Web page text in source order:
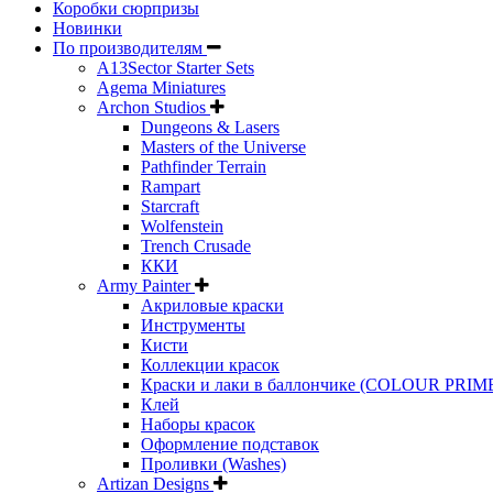
Коробки сюрпризы
Новинки
По производителям
A13Sector Starter Sets
Agema Miniatures
Archon Studios
Dungeons & Lasers
Masters of the Universe
Pathfinder Terrain
Rampart
Starcraft
Wolfenstein
Trench Crusade
ККИ
Army Painter
Акриловые краски
Инструменты
Кисти
Коллекции красок
Краски и лаки в баллончике (COLOUR
Клей
Наборы красок
Оформление подставок
Проливки (Washes)
Artizan Designs